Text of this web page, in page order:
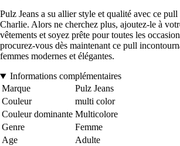
Pulz Jeans a su allier style et qualité avec ce
Charlie. Alors ne cherchez plus, ajoutez-le à
vêtements et soyez prête pour toutes les
procurez-vous dès maintenant ce pull
femmes modernes et élégantes.
Informations complémentaires
Marque
Pulz Jeans
Couleur
multi color
Couleur dominante Multicolore
Genre
Femme
Age
Adulte